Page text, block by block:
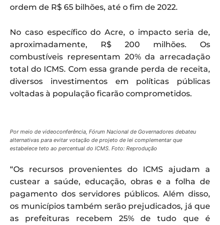
ordem de R$ 65 bilhões, até o fim de 2022.
No caso específico do Acre, o impacto seria de,
aproximadamente, R$ 200 milhões. Os
combustíveis representam 20% da arrecadação
total do ICMS. Com essa grande perda de receita,
diversos investimentos em políticas públicas
voltadas à população ficarão comprometidos.
Por meio de videoconferência, Fórum Nacional de Governadores debateu
alternativas para evitar votação de projeto de lei complementar que
estabelece teto ao percentual do ICMS. Foto: Reprodução
“Os recursos provenientes do ICMS ajudam a
custear a saúde, educação, obras e a folha de
pagamento dos servidores públicos. Além disso,
os municípios também serão prejudicados, já que
as prefeituras recebem 25% de tudo que é